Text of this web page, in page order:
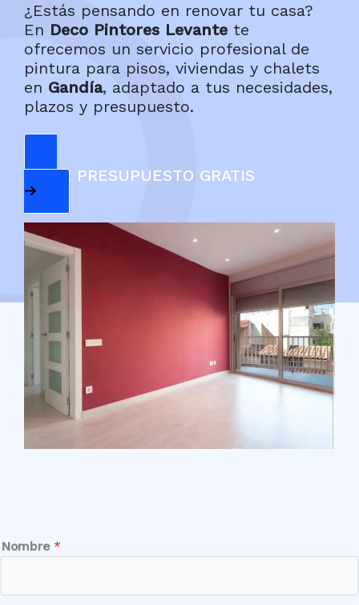
¿Estás pensando en renovar tu casa?
En Deco Pintores Levante te
ofrecemos un servicio profesional de
pintura para pisos, viviendas y chalets
en Gandía, adaptado a tus necesidades,
plazos y presupuesto.
PEDIR PRESUPUESTO GRATIS
Nombre *